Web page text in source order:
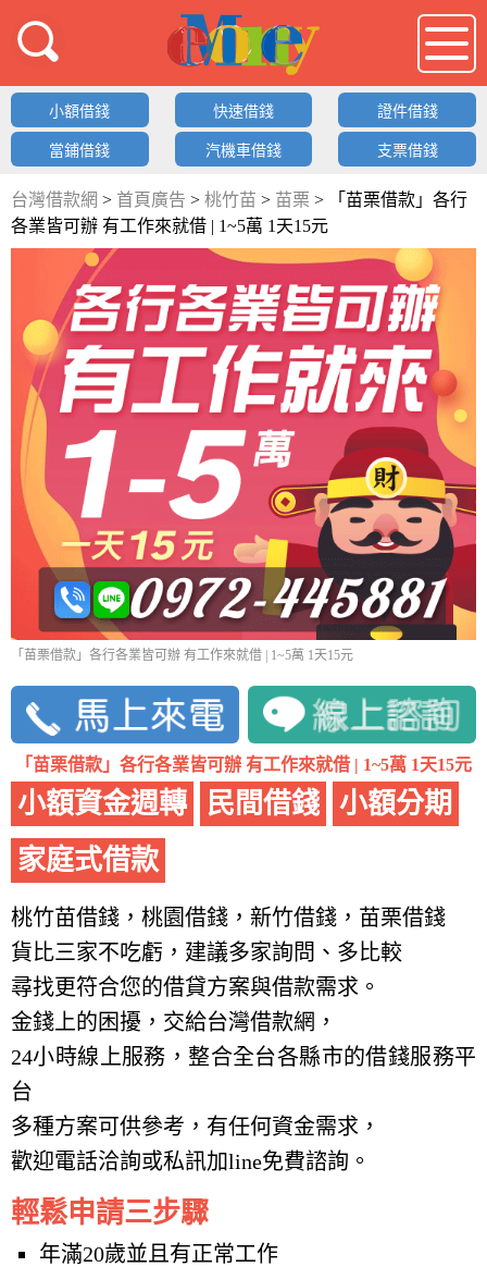
借錢LOGO
小額借錢 快速借錢 證件借錢
當鋪借錢 汽機車借錢 支票借錢
台灣借款網 > 首頁廣告 > 桃竹苗 > 苗栗 >
「苗栗借款」各行
各業皆可辦 有工作來就借 | 1~5萬 1天15元
「苗栗借款」各行各業皆可辦 有工作來就借 | 1~5萬 1天15元
「苗栗借款」各行各業皆可辦 有工作來就借 | 1~5萬 1天15元
小額資金週轉 民間借錢
小額分期
家庭式借款
桃竹苗借錢，桃園借錢，新竹借錢，苗栗借錢
貨比三家不吃虧，建議多家詢問、多比較
尋找更符合您的借貸方案與借款需求。
金錢上的困擾，交給台灣借款網，
24小時線上服務，整合全台各縣市的借錢服務平
台
多種方案可供參考，有任何資金需求，
歡迎電話洽詢或私訊加line免費諮詢。
輕鬆申請三步驟
年滿20歲並且有正常工作